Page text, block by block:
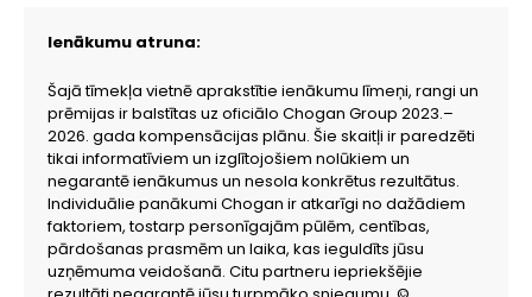
Ienākumu atruna:
Šajā tīmekļa vietnē aprakstītie ienākumu līmeņi, rangi un
prēmijas ir balstītas uz oficiālo Chogan Group 2023.–
2026. gada kompensācijas plānu. Šie skaitļi ir paredzēti
tikai informatīviem un izglītojošiem nolūkiem un
negarantē ienākumus un nesola konkrētus rezultātus.
Individuālie panākumi Chogan ir atkarīgi no dažādiem
faktoriem, tostarp personīgajām pūlēm, centības,
pārdošanas prasmēm un laika, kas ieguldīts jūsu
uzņēmuma veidošanā. Citu partneru iepriekšējie